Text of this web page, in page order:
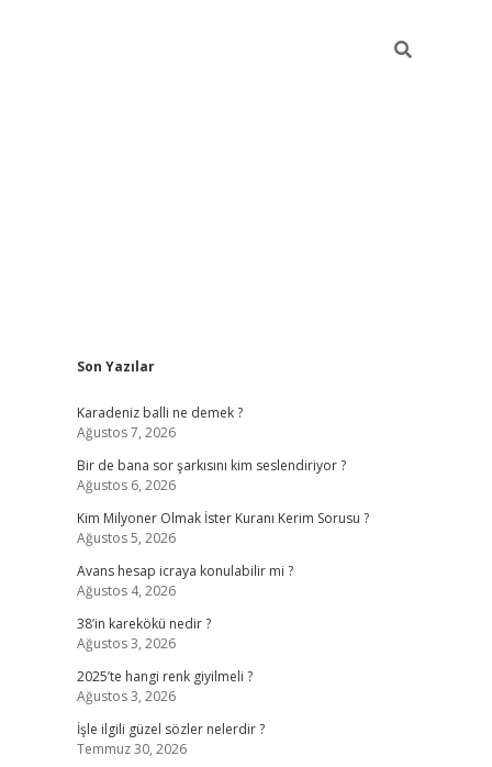
Sidebar
Son Yazılar
Karadeniz balli ne demek ?
Ağustos 7, 2026
Bir de bana sor şarkısını kim seslendiriyor ?
Ağustos 6, 2026
Kim Milyoner Olmak İster Kuranı Kerim Sorusu ?
Ağustos 5, 2026
Avans hesap icraya konulabilir mi ?
Ağustos 4, 2026
38’in karekökü nedir ?
Ağustos 3, 2026
2025’te hangi renk giyilmeli ?
Ağustos 3, 2026
İşle ilgili güzel sözler nelerdir ?
Temmuz 30, 2026